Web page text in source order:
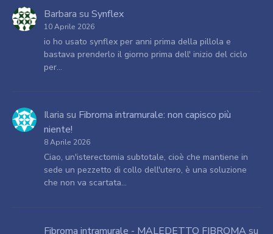
Barbara su Synflex
10 Aprile 2026
io ho usato synflex per anni prima della pillola e
bastava prenderlo il giorno prima dell' inizio del ciclo
per…
Ilaria su Fibroma intramurale: non capisco più
niente!
8 Aprile 2026
Ciao, un'isterectomia subtotale, cioè che mantiene in
sede un pezzetto di collo dell'utero, è una soluzione
che non va scartata…
Fibroma intramurale - MALEDETTO FIBROMA su